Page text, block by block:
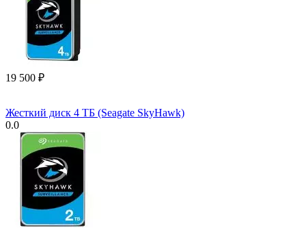
19 500 ₽
Жесткий диск 4 ТБ (Seagate SkyHawk)
0.0